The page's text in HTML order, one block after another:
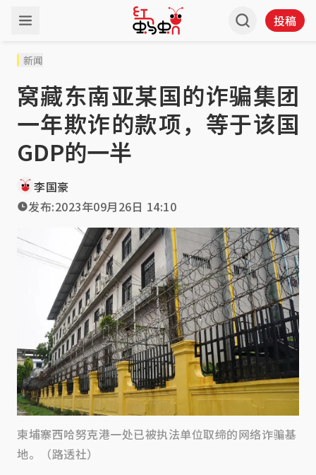
投稿
新闻
窝藏东南亚某国的诈骗集团
一年欺诈的款项，等于该国
GDP的一半
李国豪
发布:2023年09月26日 14:10
柬埔寨西哈努克港一处已被执法单位取缔的网络诈骗基
地。（路透社）